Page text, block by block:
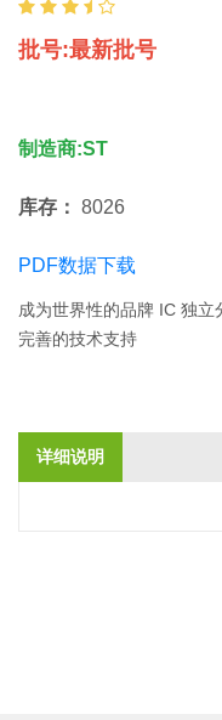
批号:最新批号
制造商:ST
库存： 8026
PDF数据下载
成为世界性的品牌 IC 独
完善的技术支持
详细说明